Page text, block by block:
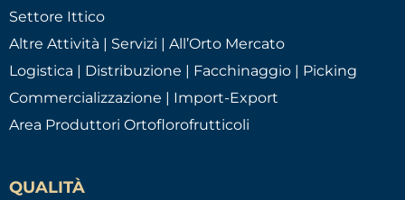
Settore Ittico
Altre Attività | Servizi | All’Orto Mercato
Logistica | Distribuzione | Facchinaggio | Picking
Commercializzazione | Import-Export
Area Produttori Ortoflorofrutticoli
QUALITÀ